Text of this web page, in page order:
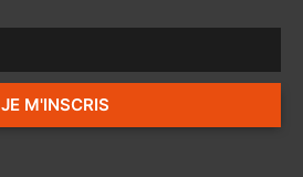
JE M'INSCRIS